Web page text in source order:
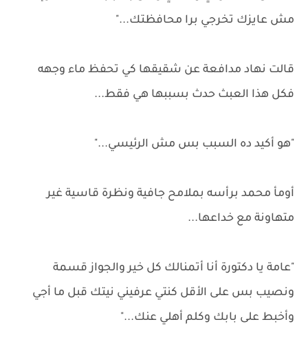
مش عايزك تخرجي برا محافظتك..."
قالت نهاد مدافعة عن شقيقها كي تحفظ ماء وجهه
فكل هذا العبث حدث بسببها هي فقط...
"هو أكيد ده السبب بس مش الرئيسي..."
أومأ محمد برأسه بملامح جافية ونظرة قاسية غير
متهاونة مع خداعها...
"عامة يا دكتورة أنا أتمنالك كل خير والجواز قسمة
ونصيب بس على الأقل كنتي عرفيني نيتك قبل ما أجي
وأخبط على بابك وكلم أهلي عنك..."